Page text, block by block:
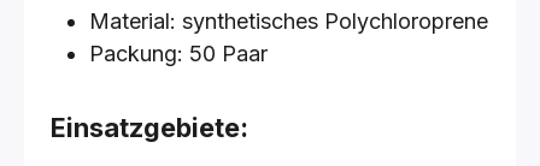
Material: synthetisches Polychloroprene
Packung: 50 Paar
Einsatzgebiete: